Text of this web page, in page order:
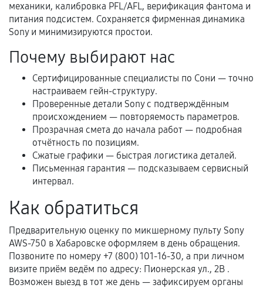
Когда гарантия не действует
Нарушение правил эксплуатации,
перегрев, коррозия.
Самостоятельный ремонт или вмешательство
третьих лиц.
Естественный износ деталей, если иное не
предусмотрено отдельно.
Обращение после окончания гарантийного
срока.
Программные сбои, если это не указано в
Если комплектующие куплены
самостоятельно
Гарантия на выполненные работы может
механики, калибровка PFL/AFL, верификация фантома и
питания подсистем. Сохраняется фирменная динамика
Sony и минимизируются простои.
Почему выбирают нас
Сертифицированные специалисты по Сони — точно
настраиваем гейн-структуру.
Проверенные детали Sony с подтверждённым
происхождением — повторяемость параметров.
Прозрачная смета до начала работ — подробная
отчётность по позициям.
Сжатые графики — быстрая логистика деталей.
Письменная гарантия — подсказываем сервисный
интервал.
Как обратиться
Предварительную оценку по микшерному пульту Sony
AWS-750 в Хабаровске оформляем в день обращения.
Позвоните по номеру +7 (800) 101-16-30, а при личном
визите приём ведём по адресу: Пионерская ул., 2В .
Возможен выезд в тот же день — зафиксируем органы